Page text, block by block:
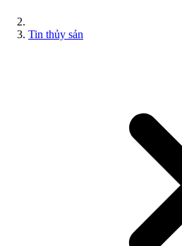
Tin thủy sản